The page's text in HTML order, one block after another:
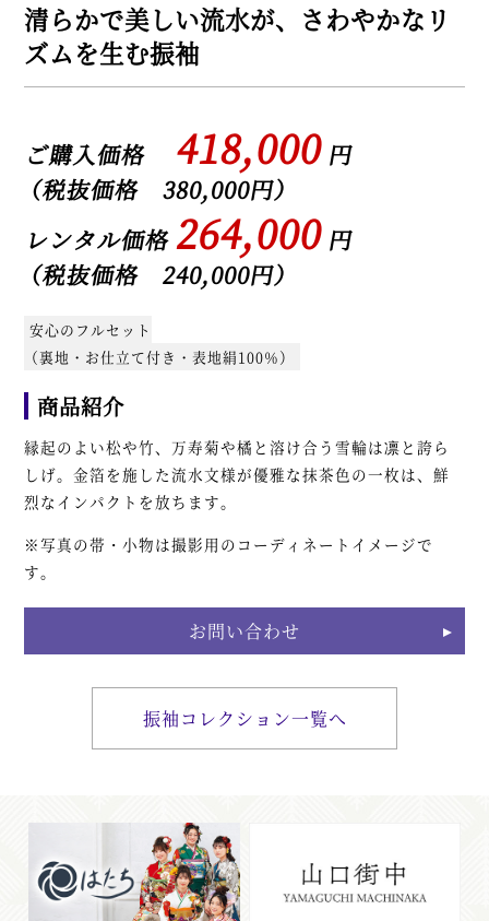
清らかで美しい流水が、さわやかなリ
ズムを生む振袖
ご購入価格418,000 円
（税抜価格 380,000円）
レンタル価格264,000 円
（税抜価格 240,000円）
安心のフルセット
（裏地・お仕立て付き・表地絹100％）
商品紹介
縁起のよい松や竹、万寿菊や橘と溶け合う雪輪は凛と誇ら
しげ。金箔を施した流水文様が優雅な抹茶色の一枚は、鮮
烈なインパクトを放ちます。
※写真の帯・小物は撮影用のコーディネートイメージで
す。
お問い合わせ
振袖コレクション一覧へ